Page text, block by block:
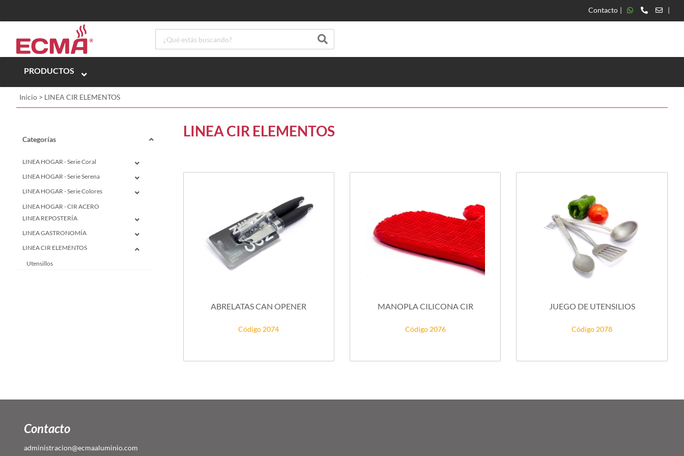
Contacto | |
PRODUCTOS
Inicio > LINEA CIR ELEMENTOS
Categorías
LINEA HOGAR - Serie Coral
LINEA HOGAR - Serie Serena
LINEA HOGAR - Serie Colores
LINEA HOGAR - CIR ACERO
LINEA REPOSTERÍA
LINEA GASTRONOMÍA
LINEA CIR ELEMENTOS
Utensillos
LINEA CIR ELEMENTOS
ABRELATAS CAN OPENER
Código 2074
MANOPLA CILICONA CIR
Código 2076
JUEGO DE UTENSILIOS
Código 2078
Contacto
administracion@ecmaaluminio.com